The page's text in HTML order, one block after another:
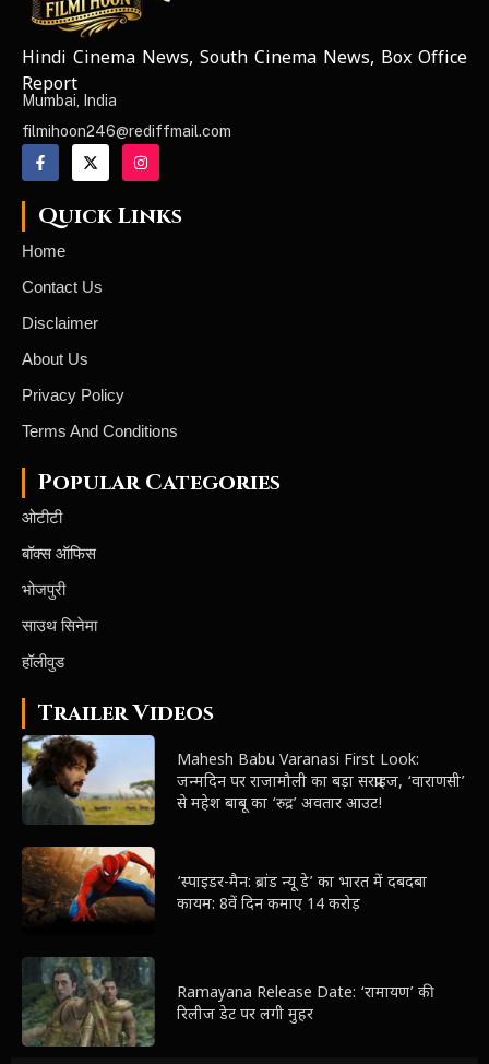
NEWS ELEMENTOR
Hindi Cinema News, South Cinema News, Box Office
Report
Mumbai, India
filmihoon246@rediffmail.com
Quick Links
Home
Contact Us
Disclaimer
About Us
Privacy Policy
Terms And Conditions
Popular Categories
ओटीटी
बॉक्स ऑफिस
भोजपुरी
साउथ सिनेमा
हॉलीवुड
Trailer Videos
Mahesh Babu Varanasi First Look:
जन्मदिन पर राजामौली का बड़ा सरप्राइज, ‘वाराणसी’
से महेश बाबू का ‘रुद्र’ अवतार आउट!
‘स्पाइडर-मैन: ब्रांड न्यू डे’ का भारत में दबदबा
कायम: 8वें दिन कमाए 14 करोड़
Ramayana Release Date: ‘रामायण’ की
रिलीज डेट पर लगी मुहर